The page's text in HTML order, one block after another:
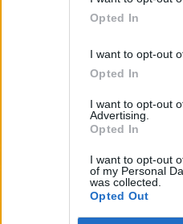
Opted In
I want to opt-out
Opted In
I want to opt-out
Advertising.
Opted In
I want to opt-out
of my Personal
was collected.
Opted Out
το E-Radio.gr στο
περισσότερανέα, μπείτε